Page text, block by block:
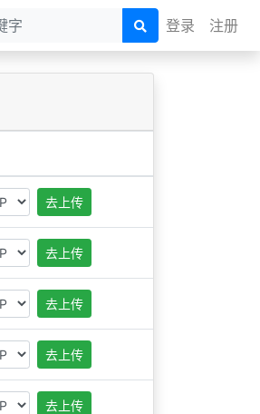
登录 注册
去上传
去上传
去上传
去上传
去上传